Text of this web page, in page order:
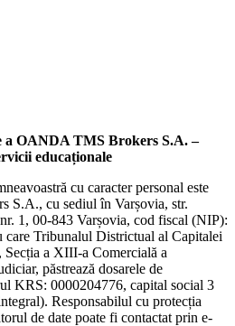
a OANDA TMS Brokers S.A. –
educaționale
cu caracter personal este
S.A., cu sediul în Varșovia, str.
1, 00-843 Varșovia, cod fiscal (NIP):
care Tribunalul Districtual al Capitalei
Secția a XIII-a Comercială a
păstrează dosarele de
KRS: 0000204776, capital social 3
Responsabilul cu protecția
de date poate fi contactat prin e-